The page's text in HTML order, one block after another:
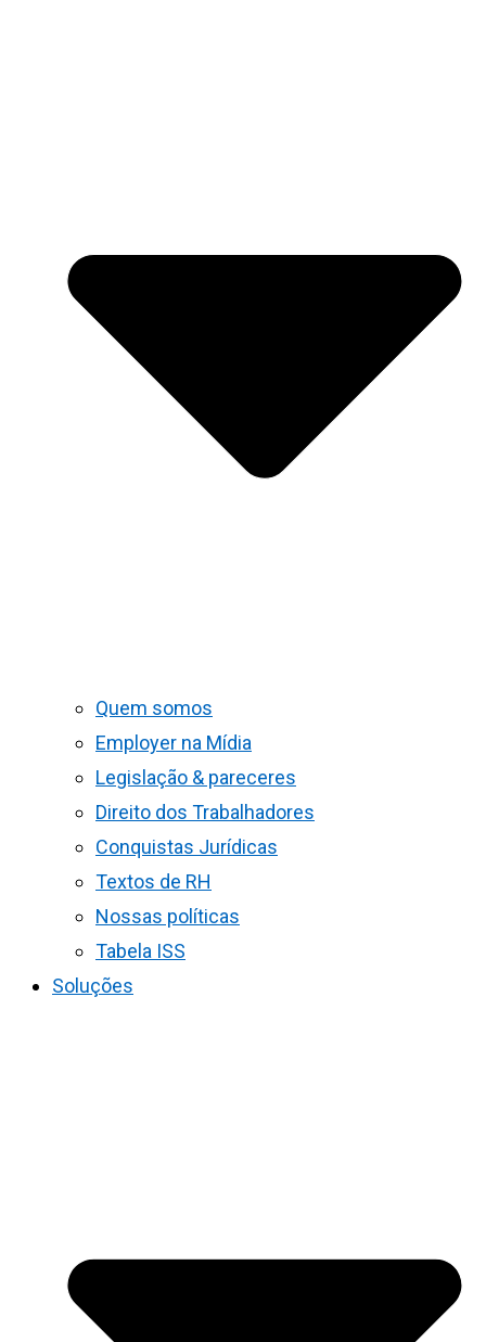
Quem somos
Employer na Mídia
Legislação & pareceres
Direito dos Trabalhadores
Conquistas Jurídicas
Textos de RH
Nossas políticas
Tabela ISS
Soluções